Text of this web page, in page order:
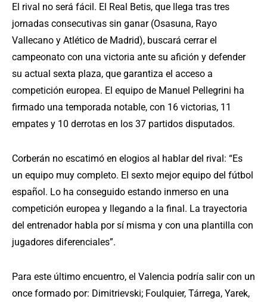
El rival no será fácil. El Real Betis, que llega tras tres
jornadas consecutivas sin ganar (Osasuna, Rayo
Vallecano y Atlético de Madrid), buscará cerrar el
campeonato con una victoria ante su afición y defender
su actual sexta plaza, que garantiza el acceso a
competición europea. El equipo de Manuel Pellegrini ha
firmado una temporada notable, con 16 victorias, 11
empates y 10 derrotas en los 37 partidos disputados.
Corberán no escatimó en elogios al hablar del rival: “Es
un equipo muy completo. El sexto mejor equipo del fútbol
español. Lo ha conseguido estando inmerso en una
competición europea y llegando a la final. La trayectoria
del entrenador habla por sí misma y con una plantilla con
jugadores diferenciales”.
Para este último encuentro, el Valencia podría salir con un
once formado por: Dimitrievski; Foulquier, Tárrega, Yarek,